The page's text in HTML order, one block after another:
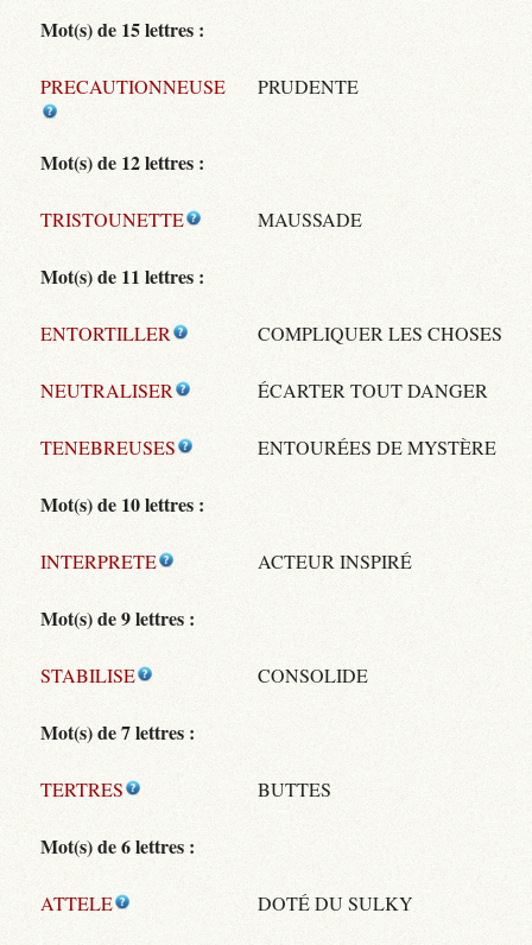
Mot(s) de 15 lettres :
PRECAUTIONNEUSE PRUDENTE
Mot(s) de 12 lettres :
TRISTOUNETTE MAUSSADE
Mot(s) de 11 lettres :
ENTORTILLER COMPLIQUER LES CHOSES
NEUTRALISER ÉCARTER TOUT DANGER
TENEBREUSES ENTOURÉES DE MYSTÈRE
Mot(s) de 10 lettres :
INTERPRETE ACTEUR INSPIRÉ
Mot(s) de 9 lettres :
STABILISE CONSOLIDE
Mot(s) de 7 lettres :
TERTRES BUTTES
Mot(s) de 6 lettres :
ATTELE DOTÉ DU SULKY